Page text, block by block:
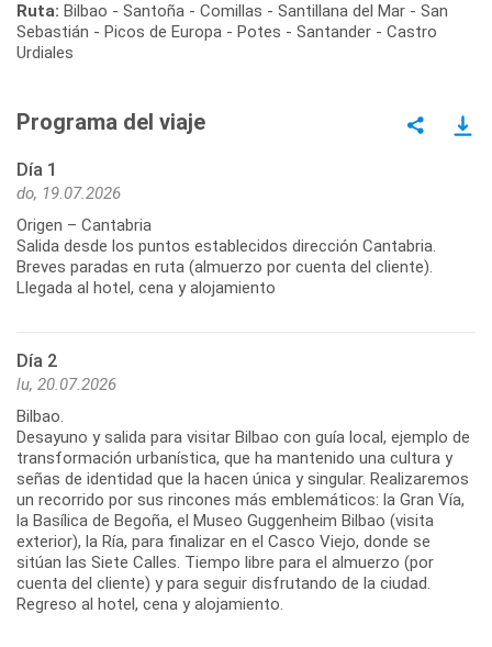
Ruta: Bilbao - Santoña - Comillas - Santillana del Mar - San
Sebastián - Picos de Europa - Potes - Santander - Castro
Urdiales
Programa del viaje
Día 1
do, 19.07.2026
Origen – Cantabria
Salida desde los puntos establecidos dirección Cantabria.
Breves paradas en ruta (almuerzo por cuenta del cliente).
Llegada al hotel, cena y alojamiento
Día 2
lu, 20.07.2026
Bilbao.
Desayuno y salida para visitar Bilbao con guía local, ejemplo de
transformación urbanística, que ha mantenido una cultura y
señas de identidad que la hacen única y singular. Realizaremos
un recorrido por sus rincones más emblemáticos: la Gran Vía,
la Basílica de Begoña, el Museo Guggenheim Bilbao (visita
exterior), la Ría, para finalizar en el Casco Viejo, donde se
sitúan las Siete Calles. Tiempo libre para el almuerzo (por
cuenta del cliente) y para seguir disfrutando de la ciudad.